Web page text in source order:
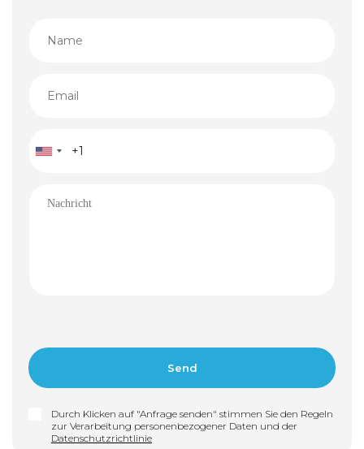
Durch Klicken auf "Anfrage senden" stimmen Sie den Regeln
zur Verarbeitung personenbezogener Daten und der
Datenschutzrichtlinie